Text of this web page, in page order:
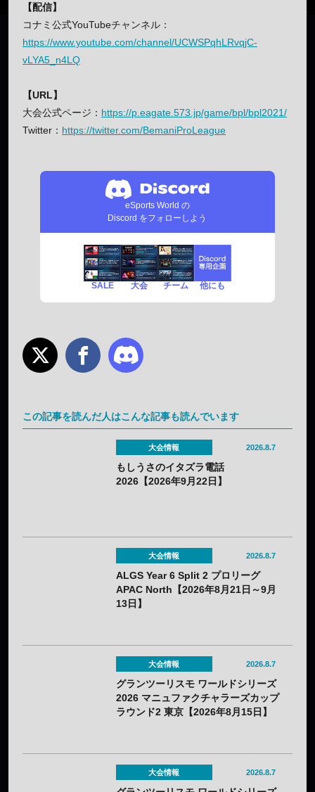
【配信】
コナミ公式YouTubeチャンネル：
https://www.youtube.com/channel/UCWSPqhLRvqjC-
vLYA5_n4LQ
【URL】
大会公式ページ： https://p.eagate.573.jp/game/bpl/bpl2021/
Twitter： https://twitter.com/BemaniProLeague
eSports World の
Discord をフォローしよう
SALE 大会 チーム 他にも
この記事を読んだ人はこんな記事も読んでいます
大会情報 2026.8.7
もしうさのイタズラ電話
2026【2026年9月22日】
大会情報 2026.8.7
ALGS Year 6 Split 2 プロリーグ
APAC North【2026年8月21日～9月
13日】
大会情報 2026.8.7
グランツーリスモ ワールドシリーズ
2026 マニュファクチャラーズカップ
ラウンド2 東京【2026年8月15日】
大会情報 2026.8.7